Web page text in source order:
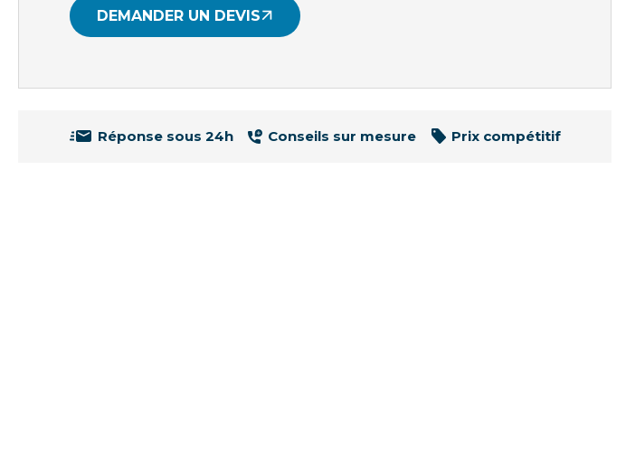
DEMANDER UN DEVIS
Réponse sous 24h Conseils sur mesure Prix compétitif